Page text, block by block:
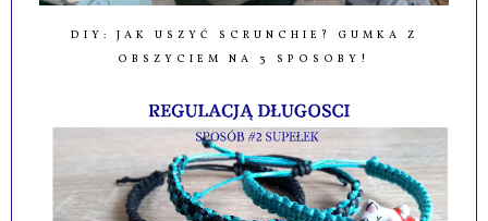
DIY: JAK USZYĆ SCRUNCHIE? GUMKA Z
OBSZYCIEM NA 3 SPOSOBY!